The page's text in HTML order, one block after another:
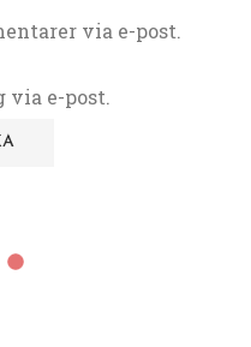
via e-post.
via e-post.